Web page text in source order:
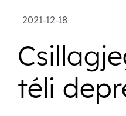
2021-12-18
téli